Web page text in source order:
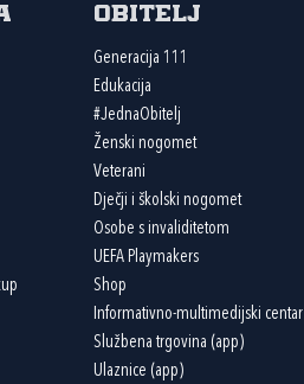
Obitelj
Generacija 111
Edukacija
#JednaObitelj
Ženski nogomet
Veterani
Dječji i školski nogomet
Osobe s invaliditetom
UEFA Playmakers
Shop
Informativno-multimedijski centar
Službena trgovina (app)
Ulaznice (app)